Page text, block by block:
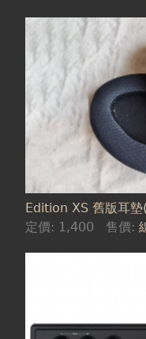
Edition XS 舊版耳墊
定價: 1,400 售價: